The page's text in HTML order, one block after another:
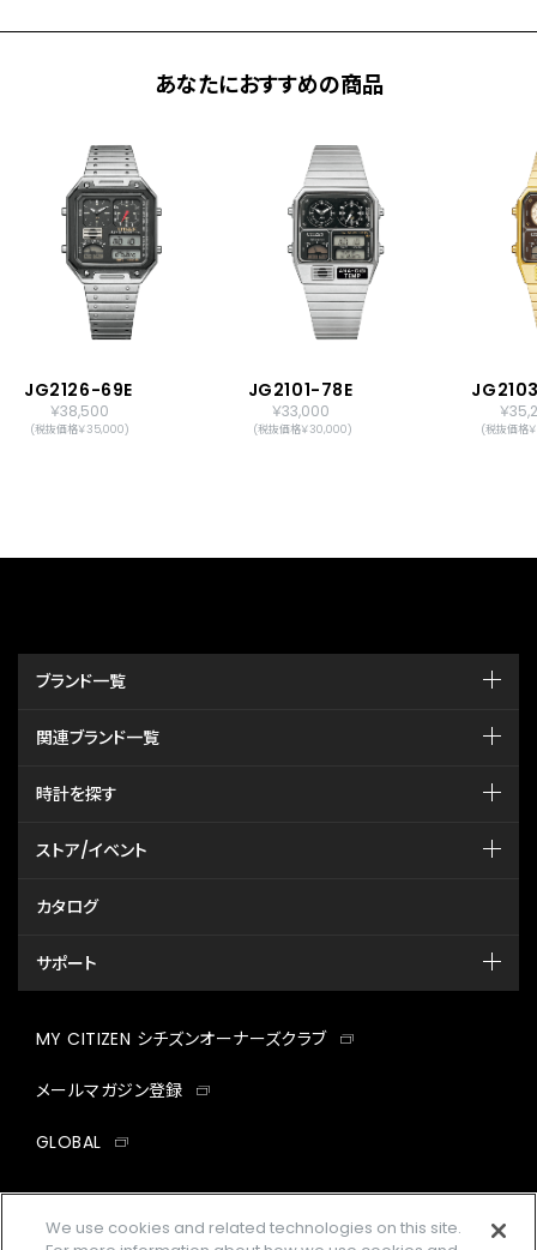
あなたにおすすめの商品
JG2126-69E
￥38,500
(税抜価格￥35,000)
JG2101-78E
￥33,000
(税抜価格￥30,000)
￥
(税抜価格
ブランド一覧
関連ブランド一覧
時計を探す
ストア/イベント
カタログ
サポート
MY CITIZEN シチズンオーナーズクラブ
メールマガジン登録
GLOBAL
We use cookies and related technologies on this site.